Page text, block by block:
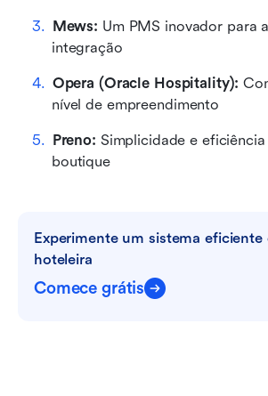
Mews: Um PMS inovador para
integração
Opera (Oracle Hospitality):
nível de empreendimento
Preno: Simplicidade e
boutique
Experimente um sistema eficiente
hoteleira
Comece grátis